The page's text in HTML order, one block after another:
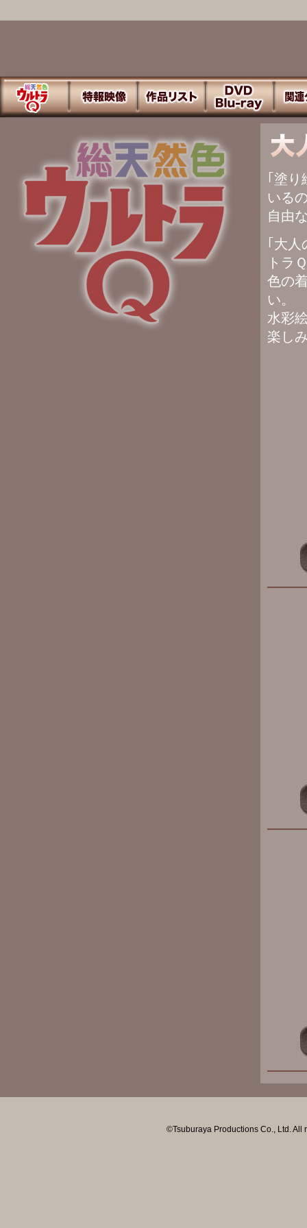
｢塗
いる
自由
｢大人
トラ
色の
い。
水彩
楽し
©Tsuburaya Productions Co., Ltd. All